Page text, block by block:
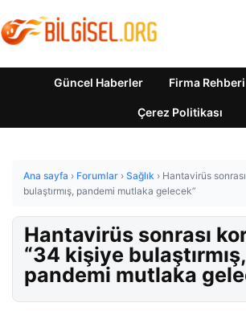
Güncel Haberler Firma Rehberi
Çerez Politikası
Ana sayfa › Forumlar › Sağlık › Hantavirüs
bulaştırmış, pandemi mutlaka gelecek”
Hantavirüs sonrası
“34 kişiye bulaştırmış,
pandemi mutlaka